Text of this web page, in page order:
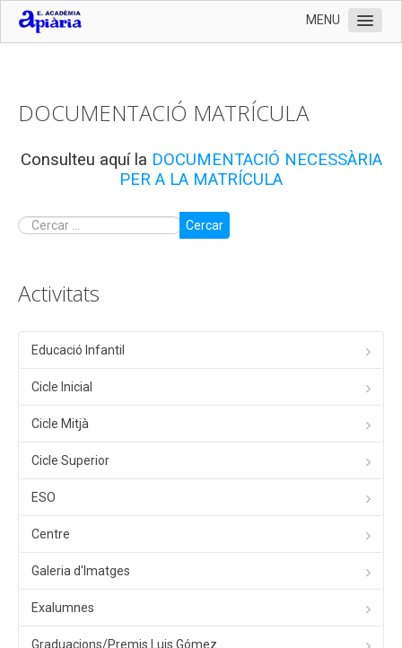
MENU
Organització
Serveis
Contactar
Fotografies
DOCUMENTACIÓ MATRÍCULA
Consulteu aquí la DOCUMENTACIÓ NECESSÀRIA
PER A LA MATRÍCULA
Cercar
Activitats
Educació Infantil
Cicle Inicial
Cicle Mitjà
Cicle Superior
ESO
Centre
Galeria d'Imatges
Exalumnes
Graduacions/Premis Luis Gómez